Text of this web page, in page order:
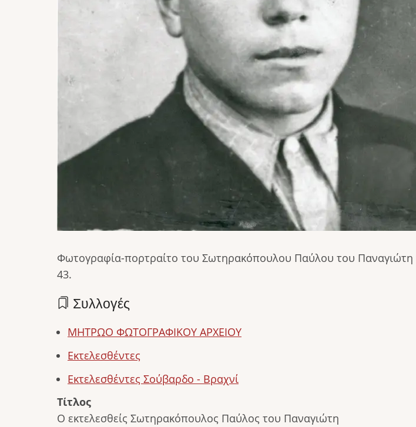
Φωτογραφία-πορτραίτο του Σωτηρακόπουλου Παύλου του Παναγιώτη
43.
Συλλογές
ΜΗΤΡΩΟ ΦΩΤΟΓΡΑΦΙΚΟΥ ΑΡΧΕΙΟΥ
Εκτελεσθέντες
Εκτελεσθέντες Σούβαρδο - Βραχνί
Τίτλος
Ο εκτελεσθείς Σωτηρακόπουλος Παύλος του Παναγιώτη